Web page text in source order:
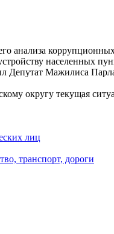
лиц
транспорт, дороги